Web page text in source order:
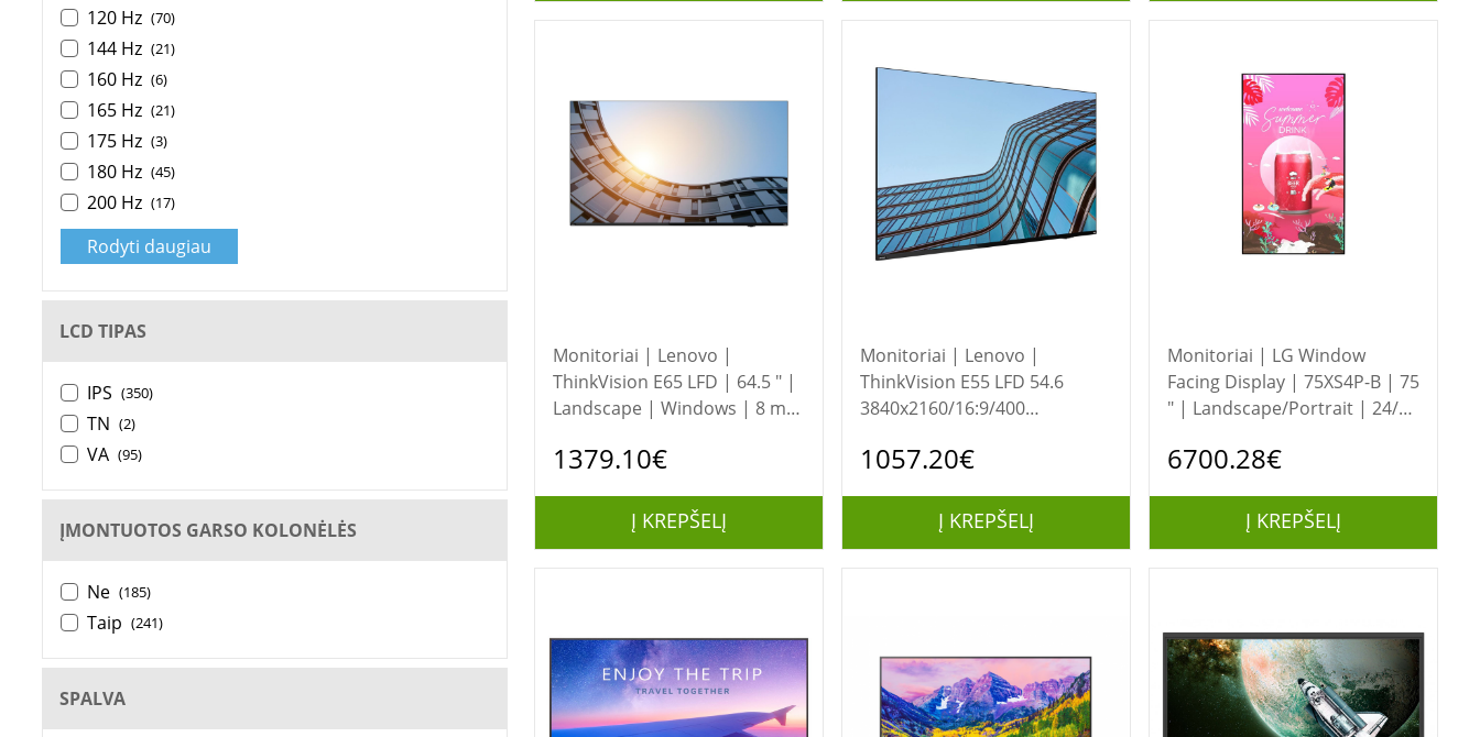
120 Hz (70)
144 Hz (21)
160 Hz (6)
165 Hz (21)
175 Hz (3)
180 Hz (45)
200 Hz (17)
Rodyti daugiau
LCD TIPAS
IPS (350)
TN (2)
VA (95)
ĮMONTUOTOS GARSO KOLONĖLĖS
Ne (185)
Taip (241)
SPALVA
Monitoriai | Lenovo |
ThinkVision E65 LFD | 64.5 " |
Landscape | Windows | 8 ms
1379.10€
Į KREPŠELĮ
Monitoriai | Lenovo |
ThinkVision E55 LFD 54.6
3840x2160/16:9/400
Warranty
1057.20€
Į KREPŠELĮ
Monitoriai | LG Window
Facing Display | 75XS4P-B | 75
" | Landscape/Portrait | 24/7
6700.28€
Į KREPŠELĮ